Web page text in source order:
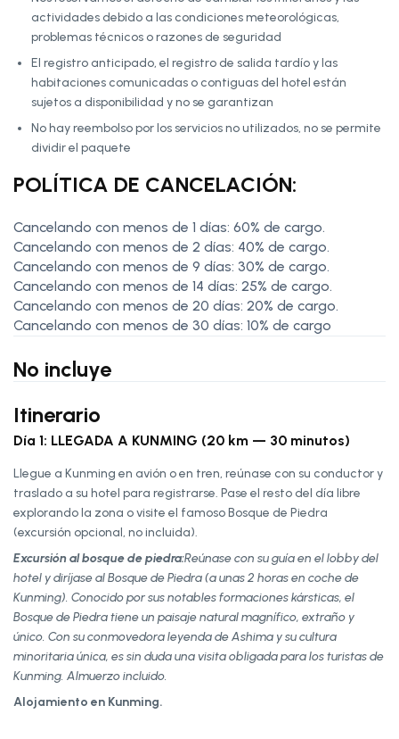
actividades debido a las condiciones meteorológicas,
problemas técnicos o razones de seguridad
El registro anticipado, el registro de salida tardío y las
habitaciones comunicadas o contiguas del hotel están
sujetos a disponibilidad y no se garantizan
No hay reembolso por los servicios no utilizados, no se permite
dividir el paquete
POLÍTICA DE CANCELACIÓN:
Cancelando con menos de 1 días: 60% de cargo.
Cancelando con menos de 2 días: 40% de cargo.
Cancelando con menos de 9 días: 30% de cargo.
Cancelando con menos de 14 días: 25% de cargo.
Cancelando con menos de 20 días: 20% de cargo.
Cancelando con menos de 30 días: 10% de cargo
No incluye
Itinerario
Día 1: LLEGADA A KUNMING (20 km — 30 minutos)
Llegue a Kunming en avión o en tren, reúnase con su conductor y
traslado a su hotel para registrarse. Pase el resto del día libre
explorando la zona o visite el famoso Bosque de Piedra
(excursión opcional, no incluida).
Excursión al bosque de piedra:Reúnase con su guía en el lobby del
hotel y diríjase al Bosque de Piedra (a unas 2 horas en coche de
Kunming). Conocido por sus notables formaciones kársticas, el
Bosque de Piedra tiene un paisaje natural magnífico, extraño y
único. Con su conmovedora leyenda de Ashima y su cultura
minoritaria única, es sin duda una visita obligada para los turistas de
Kunming. Almuerzo incluido.
Alojamiento en Kunming.